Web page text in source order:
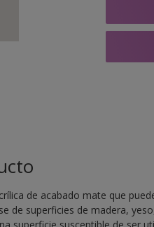
de acabado mate que
de superficies de madera,